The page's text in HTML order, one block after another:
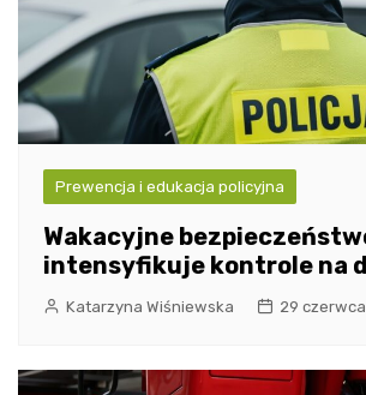
Prewencja i edukacja policyjna
Wakacyjne
intensyfikuje kontrole na
Katarzyna Wiśniewska 29